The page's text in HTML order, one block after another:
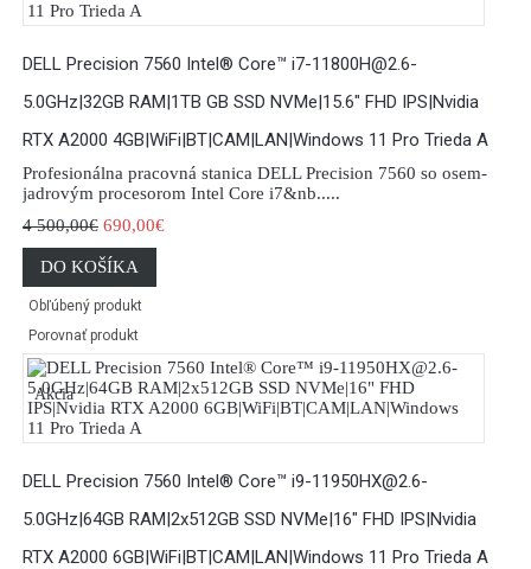
DELL Precision 7560 Intel® Core™ i7-11800H@2.6-
5.0GHz|32GB RAM|1TB GB SSD NVMe|15.6" FHD IPS|Nvidia
RTX A2000 4GB|WiFi|BT|CAM|LAN|Windows 11 Pro Trieda A
Profesionálna pracovná stanica DELL Precision 7560 so osem-
jadrovým procesorom Intel Core i7&nb.....
4 500,00€ 690,00€
DO KOŠÍKA
Obľúbený produkt
Porovnať produkt
Akcia
DELL Precision 7560 Intel® Core™ i9-11950HX@2.6-
5.0GHz|64GB RAM|2x512GB SSD NVMe|16" FHD IPS|Nvidia
RTX A2000 6GB|WiFi|BT|CAM|LAN|Windows 11 Pro Trieda A